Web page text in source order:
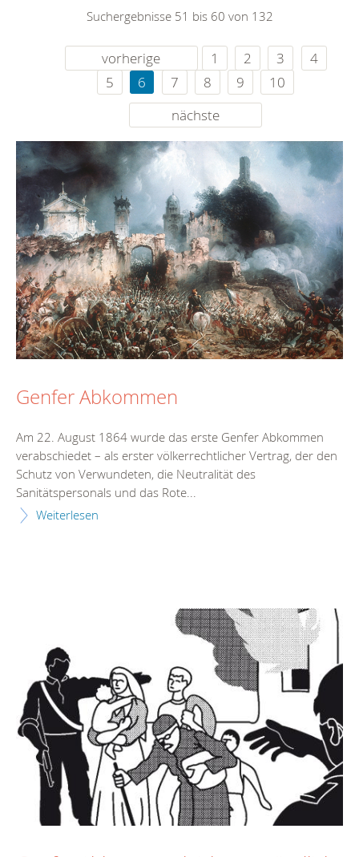
Suchergebnisse 51 bis 60 von 132
vorherige 1 2 3
4
5
6 7 8 9
10
nächste
Genfer Abkommen
Am 22. August 1864 wurde das erste Genfer Abkommen
verabschiedet – als erster völkerrechtlicher Vertrag, der den
Schutz von Verwundeten, die Neutralität des
Sanitätspersonals und das Rote...
Weiterlesen